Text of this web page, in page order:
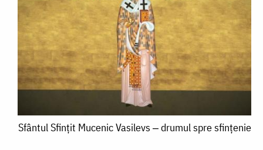
Sfântul
Sfântul Sfințit Mucenic Vasilevs ‒ drumul spre sfințenie